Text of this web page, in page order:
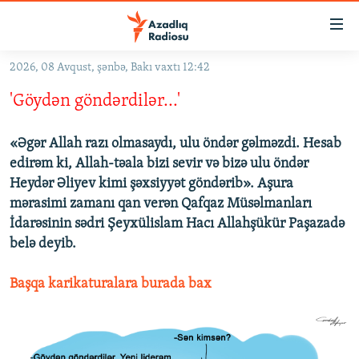
Əsas
qayıt
naviqasiyaya
qayıt
Axtarışa
keç
#İZAHLA
KORRUPSIOMETR
#ƏSLINDƏ
FƏRQƏ BAX
QANUNI DOĞRU
MULTIMEDIA
FOTOQALEREYA
OXU ZALI
HAQQIMIZDA
2026, 08 Avqust, şənbə, Bakı vaxtı 12:42
'Göydən göndərdilər...'
«Əgər Allah razı olmasaydı, ulu öndər gəlməzdi. Hesab
edirəm ki, Allah-təala bizi sevir və bizə ulu öndər
Heydər Əliyev kimi şəxsiyyət göndərib». Aşura
mərasimi zamanı qan verən Qafqaz Müsəlmanları
İdarəsinin sədri Şeyxülislam Hacı Allahşükür Paşazadə
belə deyib.
Başqa karikaturalara burada bax